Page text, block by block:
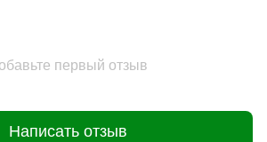
первый отзыв
Написать отзыв